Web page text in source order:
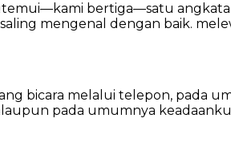
bertiga—satu
mengenal dengan baik.
bicara melalui telepon, pada
pada umumnya